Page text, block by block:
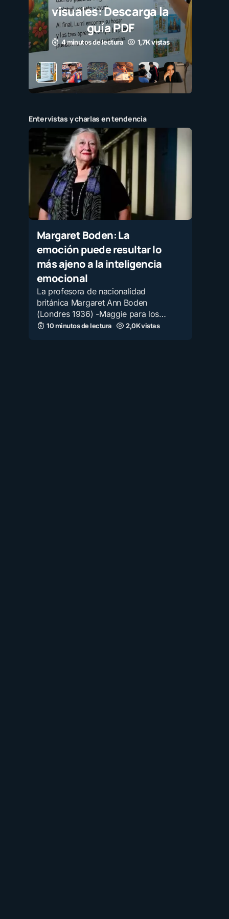
Entervistas y charlas en tendencia
Margaret Boden: La
emoción puede resultar lo
más ajeno a la inteligencia
emocional
La profesora de nacionalidad
británica Margaret Ann Boden
(Londres 1936) -Maggie para los…
10 minutos de lectura 2,0K vistas